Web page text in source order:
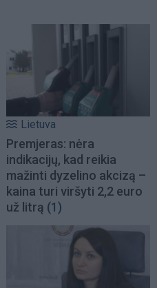
Lietuva
Premjeras: nėra
indikacijų, kad reikia
mažinti dyzelino akcizą –
kaina turi viršyti 2,2 euro
už litrą (1)